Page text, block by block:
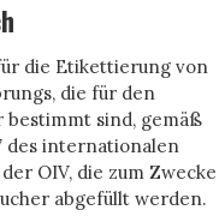
die Etikettierung von
die für den
sind, gemäß
des internationalen
OIV, die zum Zwecke
abgefüllt werden.